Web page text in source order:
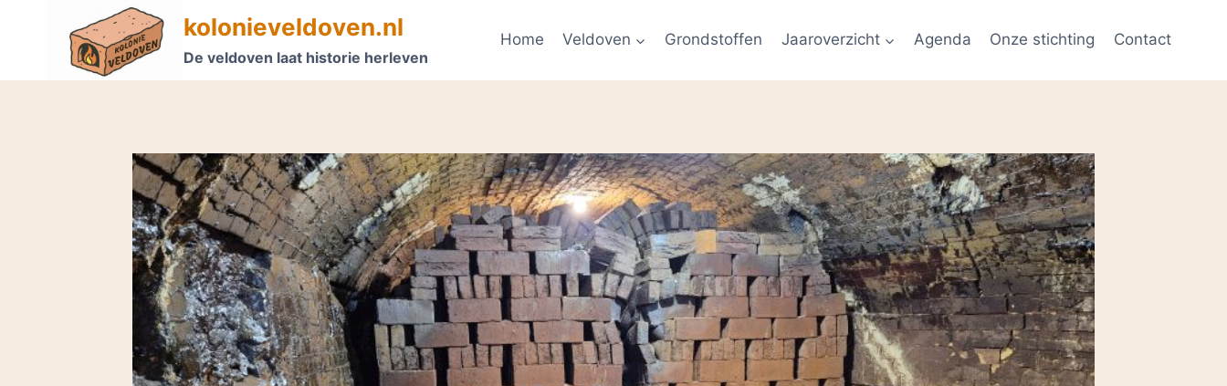
kolonieveldoven.nl
De veldoven laat historie herleven
Home Veldoven Grondstoffen Jaaroverzicht Agenda Onze stichting Contact